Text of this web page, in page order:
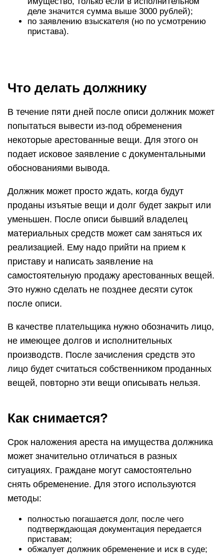
деле значится сумма выше 3000 рублей);
по заявлению взыскателя (но по усмотрению
пристава).
Что делать должнику
В течение пяти дней после описи должник может
попытаться вывести из-под обременения
некоторые арестованные вещи. Для этого он
подает исковое заявление с документальными
обоснованиями вывода.
Должник может просто ждать, когда будут
проданы изъятые вещи и долг будет закрыт или
уменьшен. После описи бывший владелец
материальных средств может сам заняться их
реализацией. Ему надо прийти на прием к
приставу и написать заявление на
самостоятельную продажу арестованных вещей.
Это нужно сделать не позднее десяти суток
после описи.
В качестве плательщика нужно обозначить лицо,
не имеющее долгов и исполнительных
производств. После зачисления средств это
лицо будет считаться собственником проданных
вещей, повторно эти вещи описывать нельзя.
Как снимается?
Срок наложения ареста на имущества должника
может значительно отличаться в разных
ситуациях. Граждане могут самостоятельно
снять обременение. Для этого используются
методы:
полностью погашается долг, после чего
подтверждающая документация передается
приставам;
обжалует должник обременение и иск в суде;